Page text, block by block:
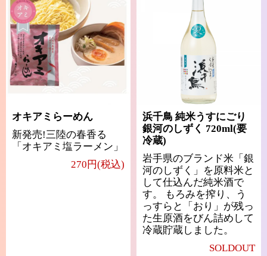
オキアミらーめん
新発売!三陸の春香る
「オキアミ塩ラーメン」
270円(税込)
浜千鳥 純米うすにごり
銀河のしずく 720ml(要
冷蔵)
岩手県のブランド米「銀
河のしずく」を原料米と
して仕込んだ純米酒で
す。 もろみを搾り、う
っすらと「おり」が残っ
た生原酒をびん詰めして
冷蔵貯蔵しました。
SOLDOUT